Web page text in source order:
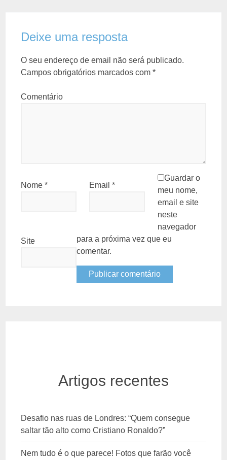
Deixe uma resposta
O seu endereço de email não será publicado.
Campos obrigatórios marcados com*
Comentário
Nome* Email *
Site
Guardar o
meu nome,
email e site
neste
navegador
para a próxima vez que eu
comentar.
Artigos recentes
Desafio nas ruas de Londres: “Quem consegue
saltar tão alto como Cristiano Ronaldo?”
Nem tudo é o que parece! Fotos que farão você